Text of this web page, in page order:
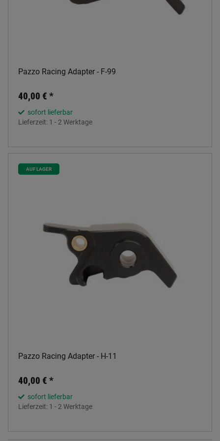
Pazzo Racing Adapter - F-99
40,00 € *
sofort lieferbar
Lieferzeit: 1 - 2 Werktage
AUF LAGER
Pazzo Racing Adapter - H-11
40,00 € *
sofort lieferbar
Lieferzeit: 1 - 2 Werktage